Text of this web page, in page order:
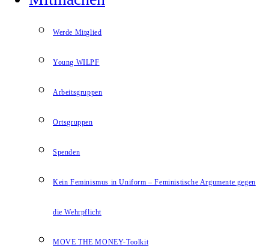
Werde Mitglied
Young WILPF
Arbeitsgruppen
Ortsgruppen
Spenden
Kein Feminismus in Uniform – Feministische Argumente gegen
die Wehrpflicht
MOVE THE MONEY-Toolkit